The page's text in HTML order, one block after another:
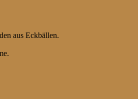
aus Eckbällen.